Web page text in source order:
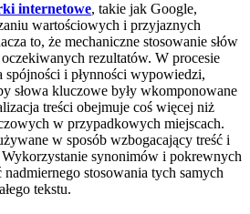
internetowe, takie jak Google,
wartościowych i przyjaznych
to, że mechaniczne stosowanie słów
rezultatów. W procesie
spójności i płynności wypowiedzi,
słowa kluczowe były wkomponowane
treści obejmuje coś więcej niż
w przypadkowych miejscach.
w sposób wzbogacający treść i
synonimów i pokrewnych
stosowania tych samych
tekstu.